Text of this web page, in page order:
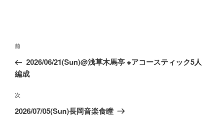
投
ナ
ビ
ゲ
ー
前
の
投
前
2026/06/21(Sun)@浅草木馬亭 ※アコースティック5人
編成
次
の
次
2026/07/05(Sun)長岡音楽食瞠